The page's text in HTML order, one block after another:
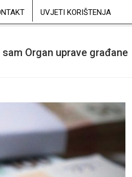
UVJETI KORIŠTENJA
Organ uprave građane